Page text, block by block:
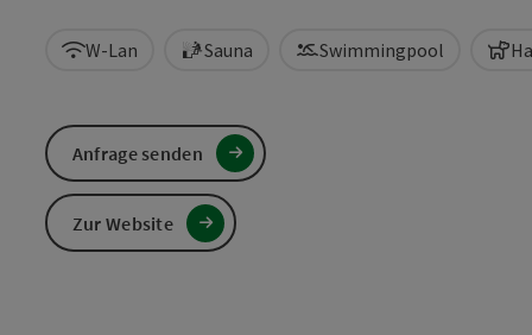
W-Lan Sauna Swimmingpool
Anfrage senden
Zur Website